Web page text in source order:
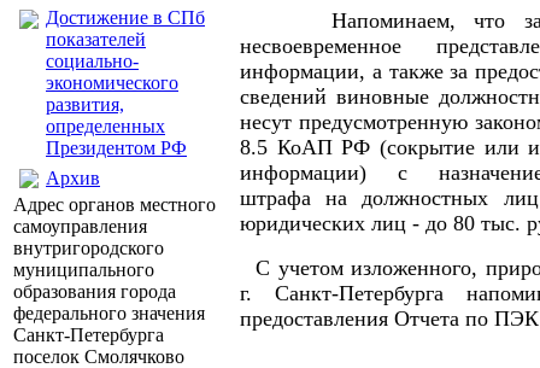
Достижение в СПб
показателей
социально-
экономического
развития,
определенных
Президентом РФ
Архив
Адрес органов местного
самоуправления
внутригородского
муниципального
образования города
федерального значения
Санкт-Петербурга
поселок Смолячково
Напоминаем, что за
несвоевременное
информации, а также за
сведений виновные
несут предусмотренную
8.5 КоАП РФ (сокрытие или
информации) с
штрафа на должностных
юридических лиц - до 80 тыс.
С учетом изложенного,
г. Санкт-Петербурга
предоставления Отчета по